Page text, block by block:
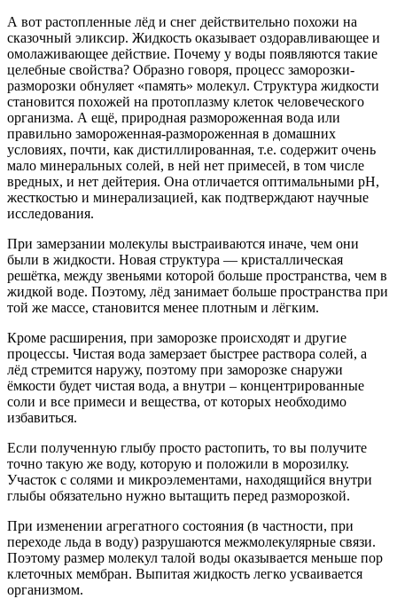
А вот растопленные лёд и снег действительно похожи на
сказочный эликсир. Жидкость оказывает оздоравливающее и
омолаживающее действие. Почему у воды появляются такие
целебные свойства? Образно говоря, процесс заморозки-
разморозки обнуляет «память» молекул. Структура жидкости
становится похожей на протоплазму клеток человеческого
организма. А ещё, природная размороженная вода или
правильно замороженная-размороженная в домашних
условиях, почти, как дистиллированная, т.е. содержит очень
мало минеральных солей, в ней нет примесей, в том числе
вредных, и нет дейтерия. Она отличается оптимальными pH,
жесткостью и минерализацией, как подтверждают научные
исследования.
При замерзании молекулы выстраиваются иначе, чем они
были в жидкости. Новая структура — кристаллическая
решётка, между звеньями которой больше пространства, чем в
жидкой воде. Поэтому, лёд занимает больше пространства при
той же массе, становится менее плотным и лёгким.
Кроме расширения, при заморозке происходят и другие
процессы. Чистая вода замерзает быстрее раствора солей, а
лёд стремится наружу, поэтому при заморозке снаружи
ёмкости будет чистая вода, а внутри – концентрированные
соли и все примеси и вещества, от которых необходимо
избавиться.
Если полученную глыбу просто растопить, то вы получите
точно такую же воду, которую и положили в морозилку.
Участок с солями и микроэлементами, находящийся внутри
глыбы обязательно нужно вытащить перед разморозкой.
При изменении агрегатного состояния (в частности, при
переходе льда в воду) разрушаются межмолекулярные связи.
Поэтому размер молекул талой воды оказывается меньше пор
клеточных мембран. Выпитая жидкость легко усваивается
организмом.